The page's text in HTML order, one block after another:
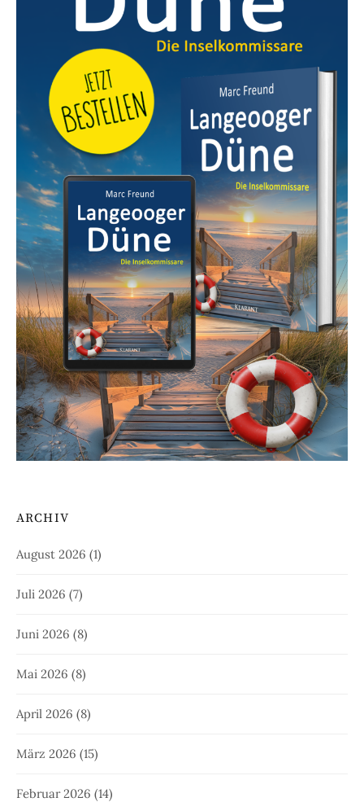
ARCHIV
August 2026 (1)
Juli 2026 (7)
Juni 2026 (8)
Mai 2026 (8)
April 2026 (8)
März 2026 (15)
Februar 2026 (14)